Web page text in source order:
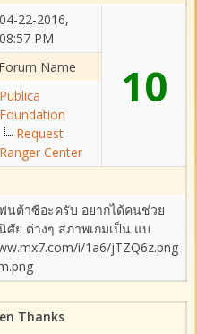
04-22-2016,
08:57 PM
10
Forum Name
Publica
Foundation
Request
Ranger Center
นต้าซีอะครับ อยากได้คนช่วย
ศัย ต่างๆ สภาพเกมเป็น แบ
i/1a6/jTZQ6z.png
Thanks